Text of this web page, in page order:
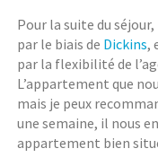
Pour la suite du
par le biais de Dickins,
par la flexibilité de
L’appartement que
mais je peux
une semaine, il nous
appartement bien